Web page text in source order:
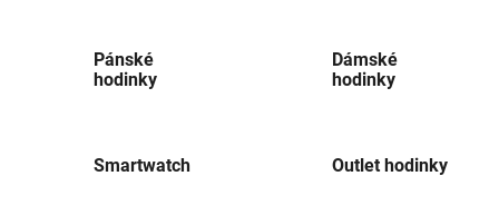
Pánské
hodinky
Dámské
hodinky
Smartwatch Outlet hodinky